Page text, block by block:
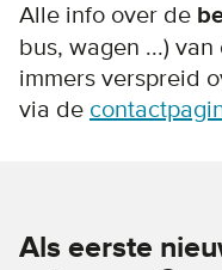
Alle info over de
bus, wagen ...)
immers verspreid
via de
Als eerste